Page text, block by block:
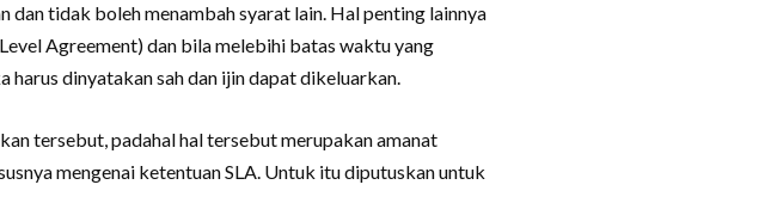
dan tidak boleh menambah syarat lain. Hal penting lainnya
Agreement) dan bila melebihi batas waktu yang
harus dinyatakan sah dan ijin dapat dikeluarkan.
tersebut, padahal hal tersebut merupakan amanat
mengenai ketentuan SLA. Untuk itu diputuskan untuk